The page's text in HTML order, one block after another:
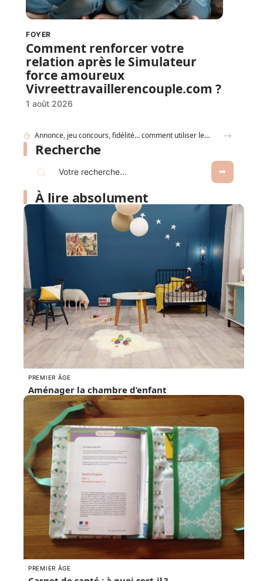
FOYER
Comment renforcer votre
relation après le Simulateur
force amoureux
Vivreettravaillerencouple.com ?
1 août 2026
Gobelet Personnalisé anniversaire pour entreprise : animer un anniversaire de marque
Recherche
À lire absolument
PREMIER ÂGE
Aménager la chambre d’enfant
PREMIER ÂGE